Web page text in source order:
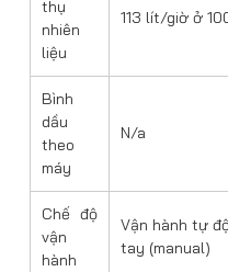
thụ
nhiên
liệu
113 lít/giờ ở
Bình
dầu
theo
máy
N/a
Chế độ
vận
hành
Vận hành tự
tay (manual)